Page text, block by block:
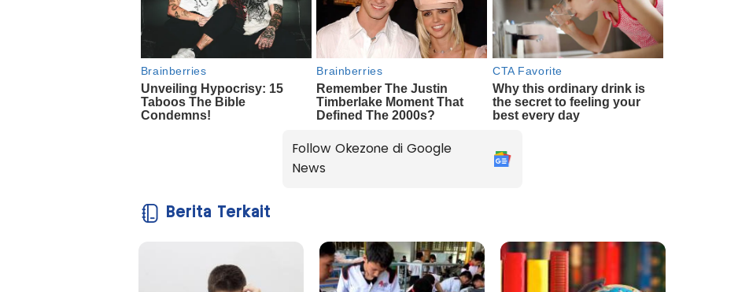
Follow Okezone di Google
News
Berita Terkait